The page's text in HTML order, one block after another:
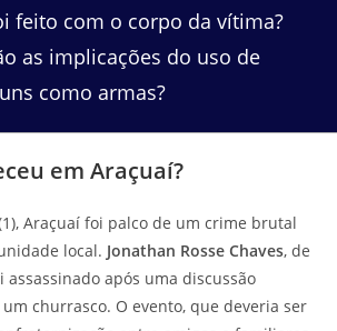
feito com o corpo da vítima?
as implicações do uso de
como armas?
em Araçuaí?
Araçuaí foi palco de um crime brutal
local. Jonathan Rosse Chaves, de
assassinado após uma discussão
churrasco. O evento, que deveria ser